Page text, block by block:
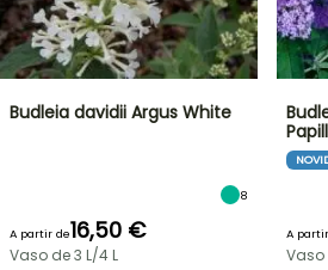
Budleia davidii Argus White
8
A partir de16,50 €
Vaso de 3 L/4 L
A
Vaso